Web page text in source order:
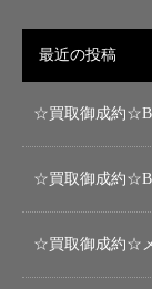
最近の投稿
☆買取御成約
☆買取御成約
☆買取御成約☆メ